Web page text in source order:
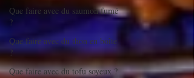
Que faire avec du saumon fumé
?
Que faire avec du thon en boîte
?
Que faire avec du tofu soyeux ?